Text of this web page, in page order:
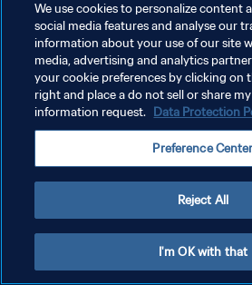
POLÍTICA DE PRIVACIDADE
TERMOS DE SERVIÇO
ADMINISTRAR AS PREFERÊNCIAS DE
We use cookies to personalize content
social media features and analyse our
information about your use of our site
media, advertising and analytics
your cookie preferences by clicking on
right and place a do not sell or share
information request. Data Protection
Preference Center
Reject All
I'm OK with that